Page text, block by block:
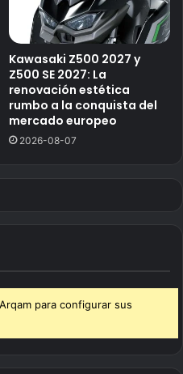
Kawasaki Z500 2027 y
Z500 SE 2027: La
renovación estética
rumbo a la conquista del
mercado europeo
2026-08-07
para configurar sus